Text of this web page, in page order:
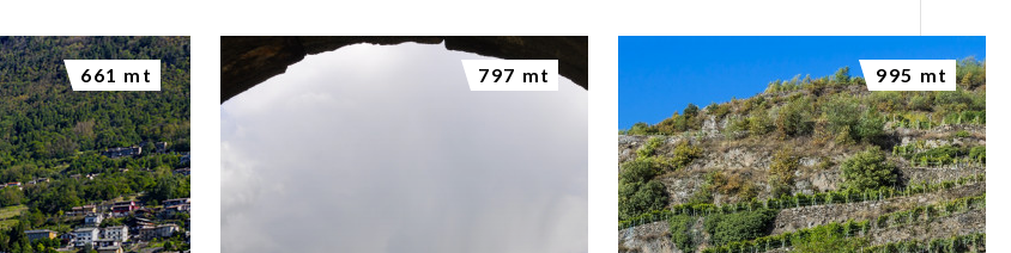
661 mt 797 mt 995 mt